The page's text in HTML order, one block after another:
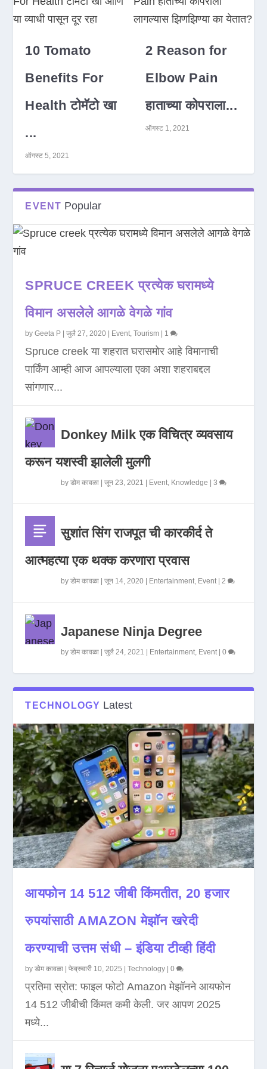
10 Tomato
Benefits For
Health टोमॅटो खा
...
ऑगस्ट 5, 2021
2 Reason for
Elbow Pain
हाताच्या कोपराला...
ऑगस्ट 1, 2021
EVENT Popular
SPRUCE CREEK प्रत्येक घरामध्ये
विमान असलेले आगळे वेगळे गांव
byGeeta P |जुलै 27, 2020 Event,Tourism 1
Spruce creek या शहरात घरासमोर आहे विमानाची
पार्किंग आम्ही आज आपल्याला एका अशा शहराबद्दल
सांगणार...
Donkey Milk एक विचित्र व्यवसाय
करून यशस्वी झालेली मुलगी
byडोम कावळा |जून 23, 2021 Event, Knowledge |3
सुशांत सिंग राजपूत ची कारकीर्द ते
आत्महत्या एक थक्क करणारा प्रवास
byडोम कावळा |जून 14, 2020 Entertainment, Event|2
Japanese Ninja Degree
byडोम कावळा |जुलै 24, 2021 Entertainment, Event|0
TECHNOLOGY Latest
आयफोन 14 512 जीबी किंमतीत, 20 हजार
रुपयांसाठी AMAZON मेझॉन खरेदी
करण्याची उत्तम संधी – इंडिया टीव्ही हिंदी
byडोम कावळा |फेब्रुवारी 10, 2025 |Technology |0
प्रतिमा स्रोत: फाइल फोटो Amazon मेझॉनने आयफोन
14 512 जीबीची किंमत कमी केली. जर आपण 2025
मध्ये...